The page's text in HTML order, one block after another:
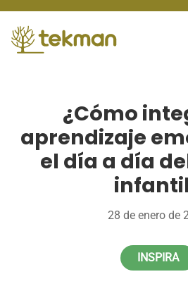
content
¿Cómo
aprendizaje
el día a día
28 de enero de
INSPIRA